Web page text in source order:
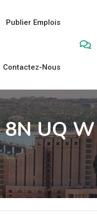
Publier Emplois
Contactez-Nous
UQ